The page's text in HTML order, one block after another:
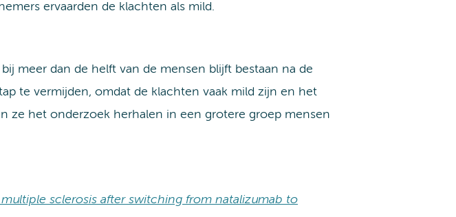
ervaarden de klachten als mild.
meer dan de helft van de mensen blijft bestaan na de
te vermijden, omdat de klachten vaak mild zijn en het
ze het onderzoek herhalen in een grotere groep mensen
sclerosis after switching from natalizumab to